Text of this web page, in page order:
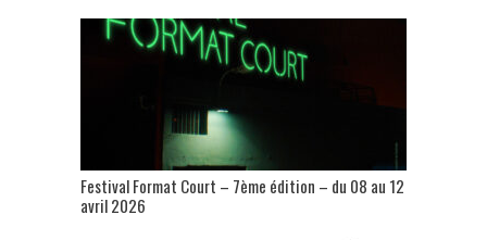
Festival Format Court – 7ème édition – du 08 au 12
avril 2026